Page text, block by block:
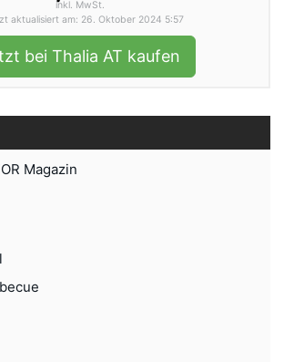
inkl. MwSt.
aktualisiert am: 26. Oktober 2024 5:57
bei Thalia AT kaufen
Magazin